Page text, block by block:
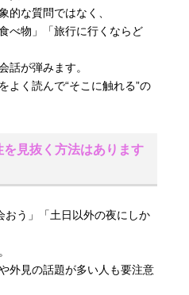
的な質問ではなく、
べ物」「旅行に行くならど
話が弾みます。
よく読んで“そこに触れる”の
見抜く方法はあります
おう」「土日以外の夜にしか
外見の話題が多い人も要注意